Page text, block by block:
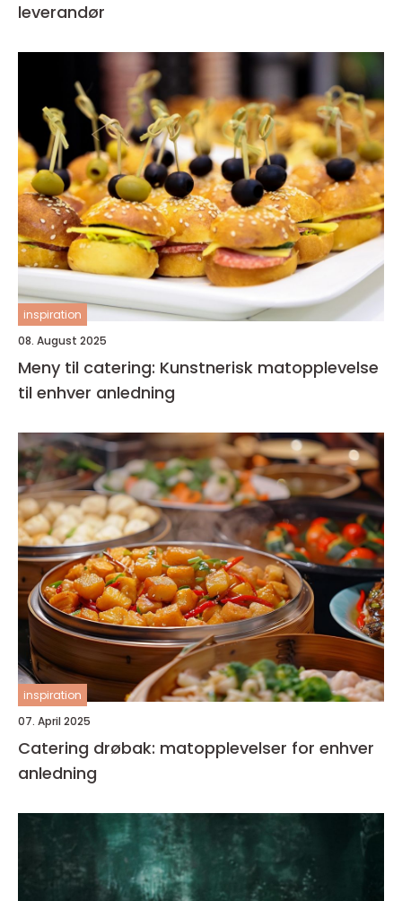
leverandør
inspiration
08. August 2025
Meny til catering: Kunstnerisk matopplevelse
til enhver anledning
inspiration
07. April 2025
Catering drøbak: matopplevelser for enhver
anledning